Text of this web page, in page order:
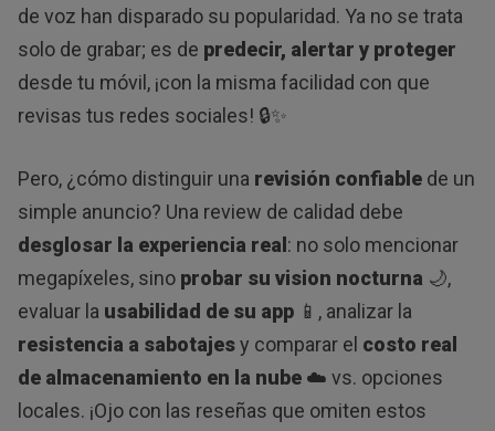
de voz han disparado su popularidad. Ya no se trata
solo de grabar; es de predecir, alertar y proteger
desde tu móvil, ¡con la misma facilidad con que
revisas tus redes sociales! 🔒✨
Pero, ¿cómo distinguir una revisión confiable de un
simple anuncio? Una review de calidad debe
desglosar la experiencia real : no solo mencionar
megapíxeles, sino probar su vision nocturna 🌙,
evaluar la usabilidad de su app 📱, analizar la
resistencia a sabotajesy comparar el costo real
de almacenamiento en la nube ☁️ vs. opciones
locales. ¡Ojo con las reseñas que omiten estos